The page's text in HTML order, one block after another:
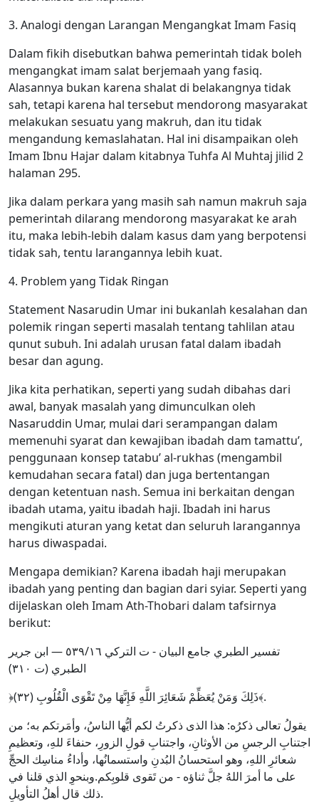
3. Analogi dengan Larangan Mengangkat Imam Fasiq
Dalam fikih disebutkan bahwa pemerintah tidak boleh
mengangkat imam salat berjemaah yang fasiq.
Alasannya bukan karena shalat di belakangnya tidak
sah, tetapi karena hal tersebut mendorong masyarakat
melakukan sesuatu yang makruh, dan itu tidak
mengandung kemaslahatan. Hal ini disampaikan oleh
Imam Ibnu Hajar dalam kitabnya Tuhfa Al Muhtaj jilid 2
halaman 295.
Jika dalam perkara yang masih sah namun makruh saja
pemerintah dilarang mendorong masyarakat ke arah
itu, maka lebih-lebih dalam kasus dam yang berpotensi
tidak sah, tentu larangannya lebih kuat.
4. Problem yang Tidak Ringan
Statement Nasarudin Umar ini bukanlah kesalahan dan
polemik ringan seperti masalah tentang tahlilan atau
qunut subuh. Ini adalah urusan fatal dalam ibadah
besar dan agung.
Jika kita perhatikan, seperti yang sudah dibahas dari
awal, banyak masalah yang dimunculkan oleh
Nasaruddin Umar, mulai dari serampangan dalam
memenuhi syarat dan kewajiban ibadah dam tamattu’,
penggunaan konsep tatabu’ al-rukhas (mengambil
kemudahan secara fatal) dan juga bertentangan
dengan ketentuan nash. Semua ini berkaitan dengan
ibadah utama, yaitu ibadah haji. Ibadah ini harus
mengikuti aturan yang ketat dan seluruh larangannya
harus diwaspadai.
Mengapa demikian? Karena ibadah haji merupakan
ibadah yang penting dan bagian dari syiar. Seperti yang
dijelaskan oleh Imam Ath-Thobari dalam tafsirnya
berikut:
تفسير الطبري جامع البيان - ت التركي ١٦/‏٥٣٩ — ابن جرير
الطبري (ت ٣١٠)
﴿ذَلِكَ وَمَنْ يُعَظِّمْ شَعَائِرَ اللَّهِ فَإِنَّهَا مِنْ تَقْوَى الْقُلُوبِ (٣٢)﴾.
يقولُ تعالى ذكرُه: هذا الذى ذكرتُ لكم أيُّها الناسُ، وأمَرتكم به؛ من
اجتنابِ الرجسِ من الأوثانِ، واجتنابِ قولِ الزورِ، حنفاءَ للهِ، وتعظيمِ
شعائرِ اللهِ، وهو استحسانُ البُدنِ واستسمانُها، وأداءُ مناسِك الحجِّ
على ما أمرَ اللهُ جلَّ ثناؤه - من تَقوى قلوبِكم.وبنحوِ الذي قلنا في
ذلك قال أهلُ التأويلِ.